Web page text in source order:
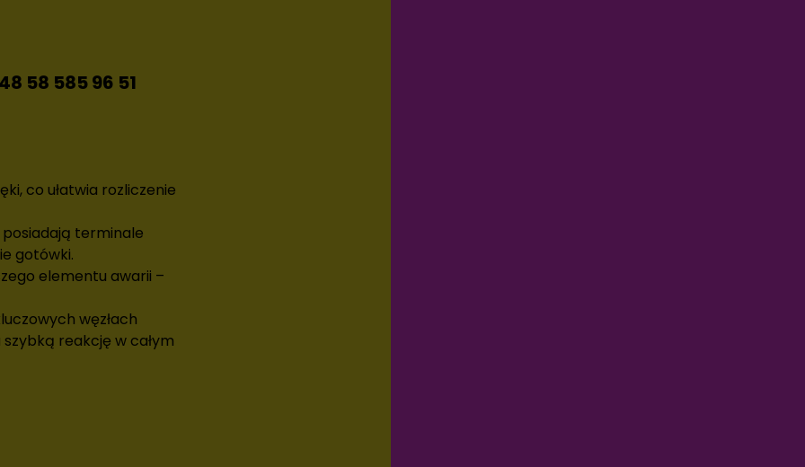
58 585 96 51
co ułatwia rozliczenie
terminale
gotówki.
elementu awarii –
węzłach
reakcję w całym